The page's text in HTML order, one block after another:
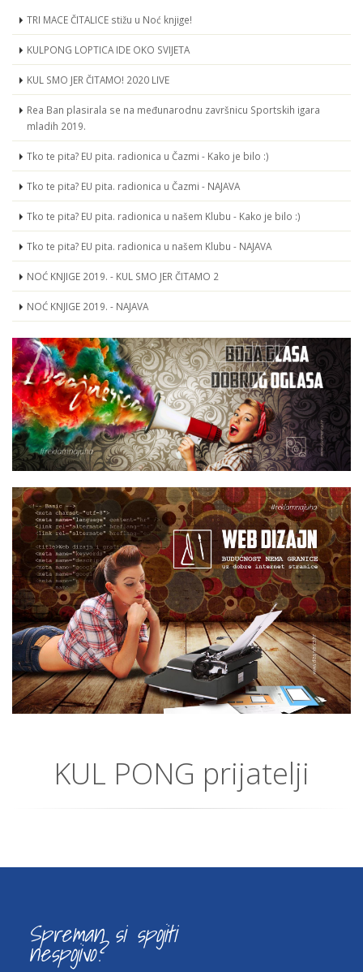
TRI MACE ČITALICE stižu u Noć knjige!
KULPONG LOPTICA IDE OKO SVIJETA
KUL SMO JER ČITAMO! 2020 LIVE
Rea Ban plasirala se na međunarodnu završnicu Sportskih igara
mladih 2019.
Tko te pita? EU pita. radionica u Čazmi - Kako je bilo :)
Tko te pita? EU pita. radionica u Čazmi - NAJAVA
Tko te pita? EU pita. radionica u našem Klubu - Kako je bilo :)
Tko te pita? EU pita. radionica u našem Klubu - NAJAVA
NOĆ KNJIGE 2019. - KUL SMO JER ČITAMO 2
NOĆ KNJIGE 2019. - NAJAVA
KUL PONG prijatelji
Spreman si spojiti
nespojivo?